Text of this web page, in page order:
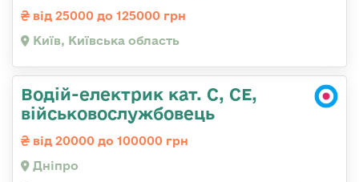
від 25000 до 125000 грн
Київ, Київська область
Водій-електрик кат. С, СЕ,
військовослужбовець
від 20000 до 100000 грн
Дніпро